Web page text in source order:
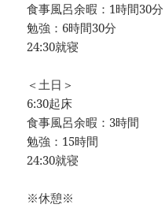
食事風呂余暇：1時間30分
勉強：6時間30分
24:30就寝
＜土日＞
6:30起床
食事風呂余暇：3時間
勉強：15時間
24:30就寝
※休憩※